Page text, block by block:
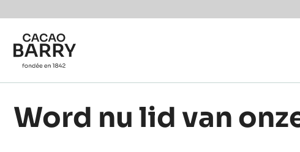
Skip to main content
Word nu lid van